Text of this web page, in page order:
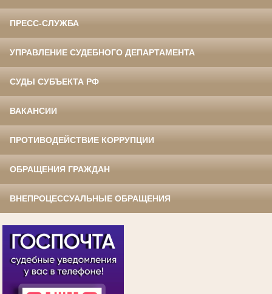
ПРЕСС-СЛУЖБА
УПРАВЛЕНИЕ СУДЕБНОГО ДЕПАРТАМЕНТА
СУДЫ СУБЪЕКТА РФ
ВАКАНСИИ
ПРОТИВОДЕЙСТВИЕ КОРРУПЦИИ
ОБРАЩЕНИЯ ГРАЖДАН
ВНЕПРОЦЕССУАЛЬНЫЕ ОБРАЩЕНИЯ